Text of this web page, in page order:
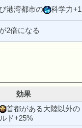
港湾都市の 科学力+1
2倍になる
効果
首都がある大陸以外の
ド+25%